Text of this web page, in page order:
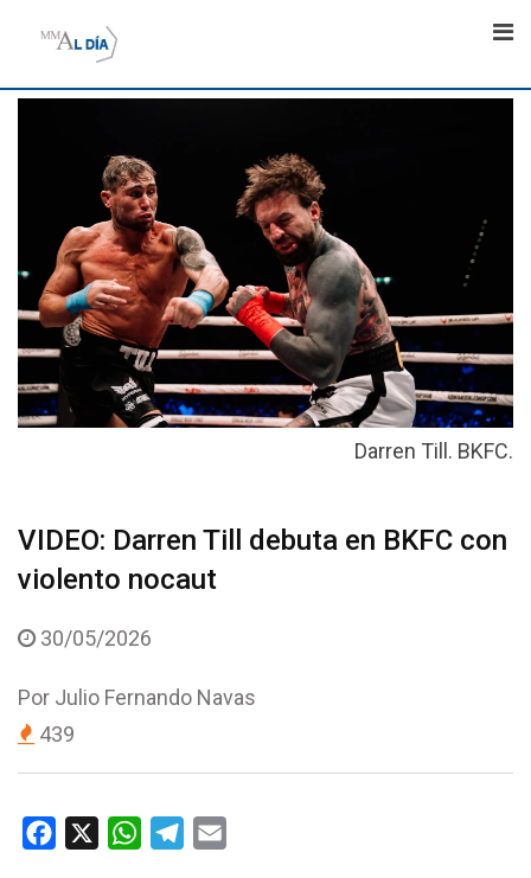
Darren Till. BKFC.
VIDEO: Darren Till debuta en BKFC con
violento nocaut
30/05/2026
Por Julio Fernando Navas
439
W